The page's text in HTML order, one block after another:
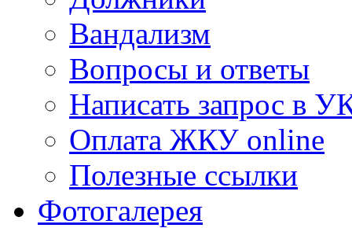
Вандализм
Вопросы и ответы
Написать запрос в
Оплата ЖКУ online
Полезные ссылки
Фотогалерея